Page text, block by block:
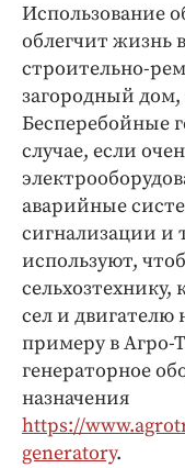
Использование
облегчит жизнь
строительно-
загородный
Бесперебойные
случае, если
аварийные
сигнализации и
используют,
сел и двигателю
примеру в Агро-
генераторное
назначения
https://
generatory.